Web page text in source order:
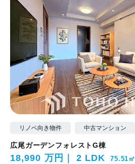
リノベ向き物件 中古マンション
広尾ガーデンフォレストG棟
18,990 万円 2 LDK 75.51㎡